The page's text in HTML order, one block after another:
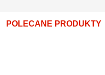
POLECANE PRODUKTY